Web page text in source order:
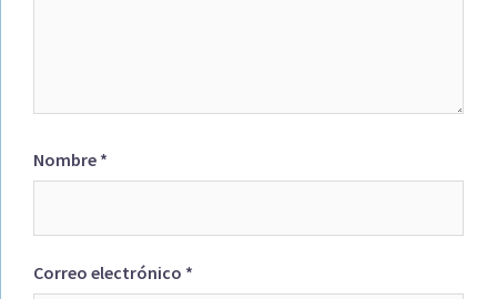
Nombre *
Correo electrónico *